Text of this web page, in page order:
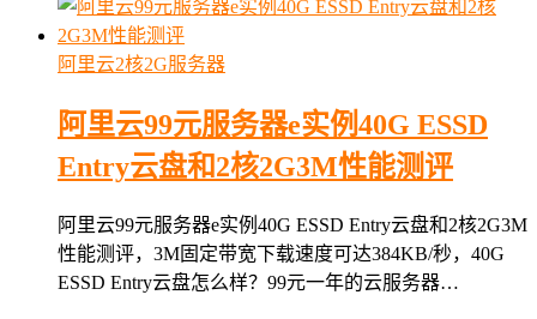
阿里云2核2G服务器
阿里云99元服务器e实例40G ESSD
Entry云盘和2核2G3M性能测评
阿里云99元服务器e实例40G ESSD Entry云盘和2核2G3M
性能测评，3M固定带宽下载速度可达384KB/秒，40G
ESSD Entry云盘怎么样？99元一年的云服务器…